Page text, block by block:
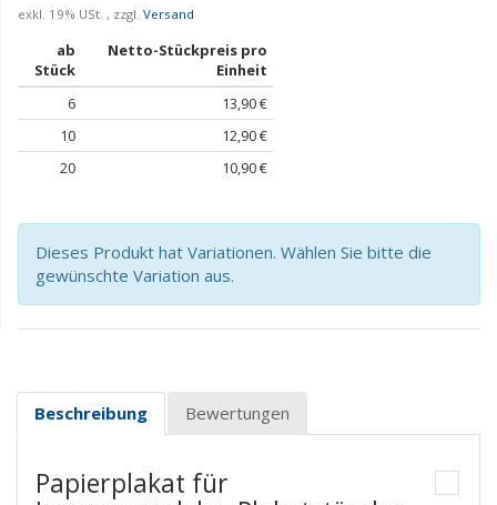
exkl. 19% USt. , zzgl. Versand
ab
Stück
Netto-Stückpreis pro
Einheit
6
13,90 €
10
12,90 €
20
10,90 €
Dieses Produkt hat Variationen. Wählen Sie bitte die
gewünschte Variation aus.
Beschreibung Bewertungen
Papierplakat für